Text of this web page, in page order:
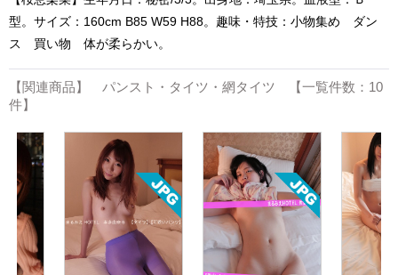
型。サイズ：160cm B85 W59 H88。趣味・特技：小物集め ダン
ス 買い物 体が柔らかい。
【関連商品】 パンスト・タイツ・網タイツ 【一覧件数：10
件】